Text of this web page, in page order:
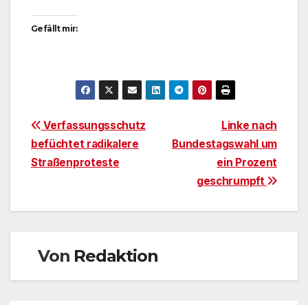
Gefällt mir:
BeitragsnavigationLinke nach
Bundestagswahl um
ein Prozent
geschrumpft
Verfassungsschutz
befüchtet radikalere
Straßenproteste
Von Redaktion